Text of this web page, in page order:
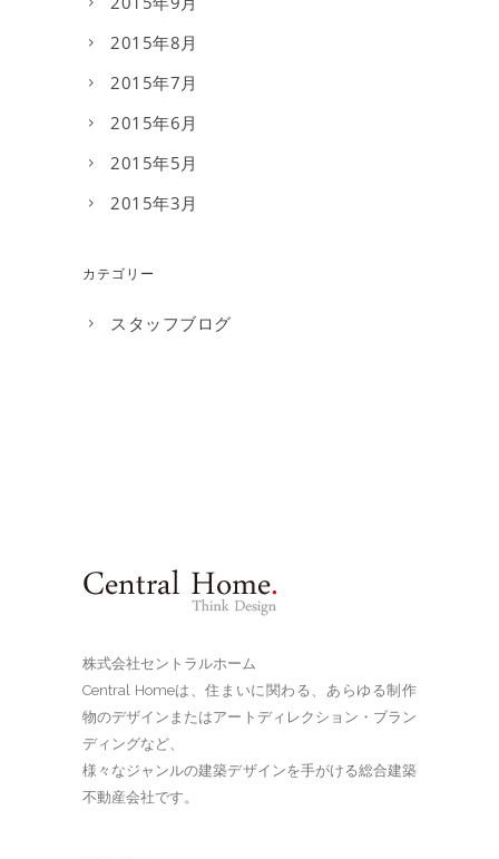
2015年8月
2015年7月
2015年6月
2015年5月
2015年3月
カテゴリー
スタッフブログ
株式会社セントラルホーム
Central Homeは、住まいに関わる、あらゆる制作
物のデザインまたはアートディレクション・ブラン
ディングなど、
様々なジャンルの建築デザインを手がける総合建築
不動産会社です。